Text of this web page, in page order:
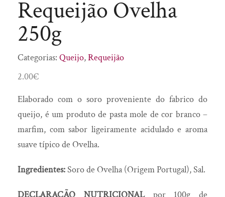
Enchidos
Flor de Sal
Fruta desidratada
Fumeiro
Gin
Girabolhos
Granola
Licores
Manteiga
Saber Intemporal
SóSabão
To Mush
Requeijão Ovelha
250g
Categorias: Queijo,Requeijão
2.00€
Elaborado com o soro proveniente do fabrico do
queijo, é um produto de pasta mole de cor branco –
marfim, com sabor ligeiramente acidulado e aroma
suave típico de Ovelha.
Ingredientes:Soro de Ovelha (Origem Portugal), Sal.